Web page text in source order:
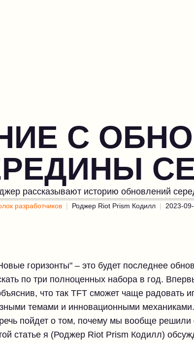
С
рассказывают историю обновлений
разработчиков Роджер Riot Prism Кодилл 2023-
горизонты" – это будет последнее
по три полноценных набора в год.
что так TFT сможет чаще радовать
темами и инновационными
пойдет о том, почему мы вообще решили
статье я (Роджер Riot Prism Кодилл)